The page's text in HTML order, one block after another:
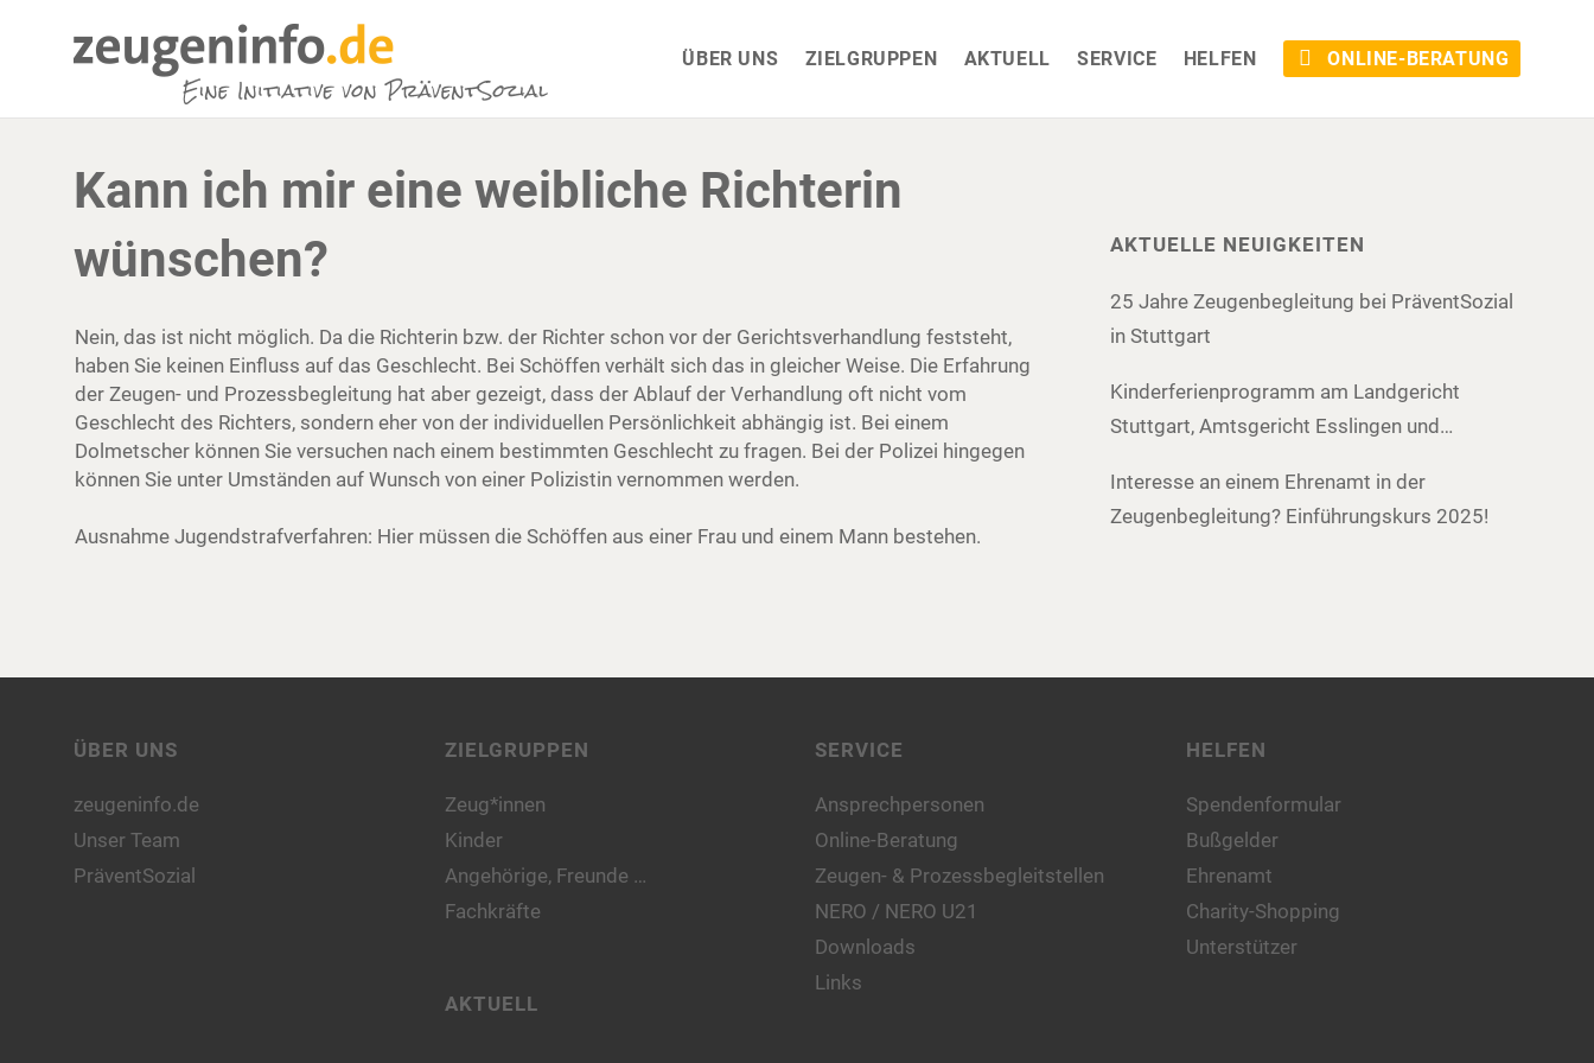
ÜBER UNS ZIELGRUPPEN AKTUELL SERVICE HELFEN ONLINE-BERATUNG
Kann ich mir eine weibliche Richterin
wünschen?
Nein, das ist nicht möglich. Da die Richterin bzw. der Richter schon vor der Gerichtsverhandlung feststeht,
haben Sie keinen Einfluss auf das Geschlecht. Bei Schöffen verhält sich das in gleicher Weise. Die Erfahrung
der Zeugen- und Prozessbegleitung hat aber gezeigt, dass der Ablauf der Verhandlung oft nicht vom
Geschlecht des Richters, sondern eher von der individuellen Persönlichkeit abhängig ist. Bei einem
Dolmetscher können Sie versuchen nach einem bestimmten Geschlecht zu fragen. Bei der Polizei hingegen
können Sie unter Umständen auf Wunsch von einer Polizistin vernommen werden.
Ausnahme Jugendstrafverfahren: Hier müssen die Schöffen aus einer Frau und einem Mann bestehen.
AKTUELLE NEUIGKEITEN
25 Jahre Zeugenbegleitung bei PräventSozial
in Stuttgart
Kinderferienprogramm am Landgericht
Stuttgart, Amtsgericht Esslingen und
Interesse an einem Ehrenamt in der
Zeugenbegleitung? Einführungskurs 2025!
ÜBER UNS
zeugeninfo.de
Unser Team
PräventSozial
ZIELGRUPPEN
Zeug*innen
Kinder
Angehörige, Freunde …
Fachkräfte
AKTUELL
SERVICE
Ansprechpersonen
Online-Beratung
Zeugen- & Prozessbegleitstellen
NERO / NERO U21
Downloads
Links
HELFEN
Spendenformular
Bußgelder
Ehrenamt
Charity-Shopping
Unterstützer